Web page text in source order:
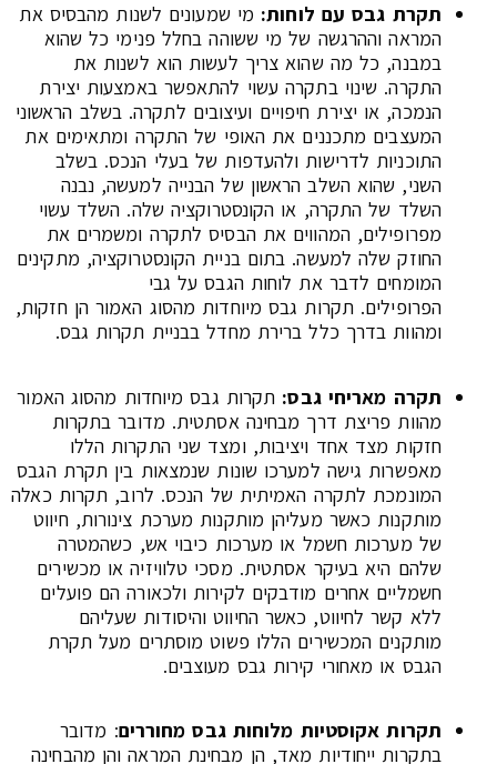
תקרת גבס עם לוחות: מי שמעונים לשנות מהבסיס את
המראה וההרגשה של מי ששוהה בחלל פנימי כל שהוא
במבנה, כל מה שהוא צריך לעשות הוא לשנות את
התקרה. שינוי בתקרה עשוי להתאפשר באמצעות יצירת
הנמכה, או יצירת חיפויים ועיצובים לתקרה. בשלב הראשוני
המעצבים מתכננים את האופי של התקרה ומתאימים את
התוכניות לדרישות ולהעדפות של בעלי הנכס. בשלב
השני, שהוא השלב הראשון של הבנייה למעשה, נבנה
השלד של התקרה, או הקונסטרוקציה שלה. השלד עשוי
מפרופילים, המהווים את הבסיס לתקרה ומשמרים את
החוזק שלה למעשה. בתום בניית הקונסטרוקציה, מתקינים
המומחים לדבר את לוחות הגבס על גבי
הפרופילים. תקרות גבס מיוחדות מהסוג האמור הן חזקות,
ומהוות בדרך כלל ברירת מחדל בבניית תקרות גבס.
תקרה מאריחי גבס: תקרות גבס מיוחדות מהסוג האמור
מהוות פריצת דרך מבחינה אסתטית. מדובר בתקרות
חזקות מצד אחד ויציבות, ומצד שני התקרות הללו
מאפשרות גישה למערכו שונות שנמצאות בין תקרת הגבס
המונמכת לתקרה האמיתית של הנכס. לרוב, תקרות כאלה
מותקנות כאשר מעליהן מותקנות מערכת צינורות, חיווט
של מערכות חשמל או מערכות כיבוי אש, כשהמטרה
שלהם היא בעיקר אסתטית. מסכי טלוויזיה או מכשירים
חשמליים אחרים מודבקים לקירות ולכאורה הם פועלים
ללא קשר לחיווט, כאשר החיווט והיסודות שעליהם
מותקנים המכשירים הללו פשוט מוסתרים מעל תקרת
הגבס או מאחורי קירות גבס מעוצבים.
תקרות אקוסטיות מלוחות גבס מחוררים: מדובר
בתקרות ייחודיות מאד, הן מבחינת המראה והן מהבחינה